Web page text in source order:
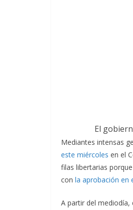
El
Mediantes intensas
este miércoles en el
filas libertarias
con la aprobación en
A partir del mediodía,